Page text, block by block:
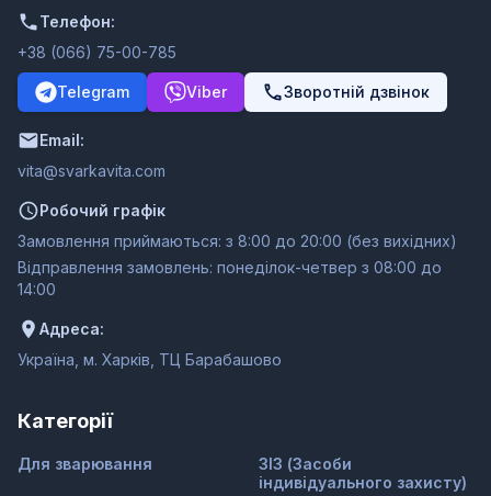
Телефон:
+38 (066) 75-00-785
Telegram Viber Зворотній дзвінок
Email:
moc.ativakravs@ativ
Робочий графік
Замовлення приймаються: з 8:00 до 20:00 (без вихідних)
Відправлення замовлень: понеділок-четвер з 08:00 до
14:00
Адреса:
Україна, м. Харків, ТЦ Барабашово
Категорії
Для зварювання
ЗІЗ (Засоби
індивідуального захисту)